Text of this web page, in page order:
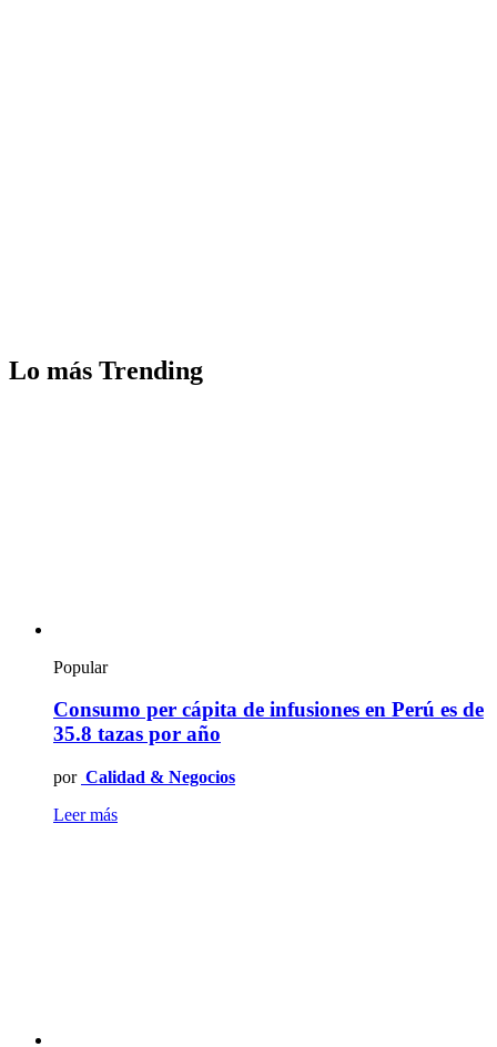
Lo más Trending
Popular
Consumo per cápita de infusiones en Perú es de
35.8 tazas por año
por Calidad & Negocios
Leer más